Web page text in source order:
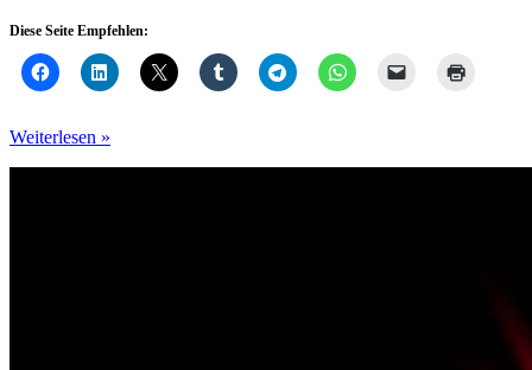
Diese Seite Empfehlen:
Microsoft
Weiterlesen »